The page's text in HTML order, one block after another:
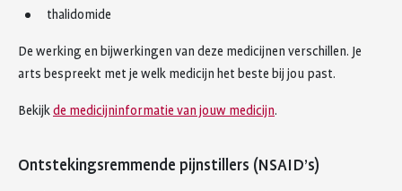
thalidomide
De werking en bijwerkingen van deze medicijnen verschillen. Je
arts bespreekt met je welk medicijn het beste bij jou past.
Bekijk de medicijninformatie van jouw medicijn.
Ontstekingsremmende pijnstillers (NSAID’s)